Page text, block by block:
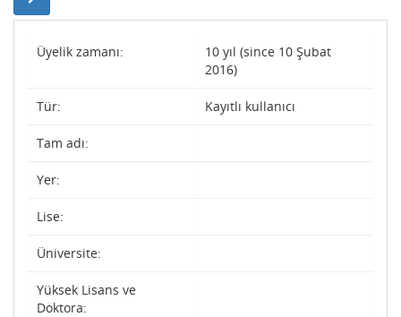
Üyelik zamanı:
10 yıl (since 10 Şubat
2016)
Tür: Kayıtlı kullanıcı
Tam adı:
Yer:
Lise:
Üniversite:
Yüksek Lisans ve
Doktora: